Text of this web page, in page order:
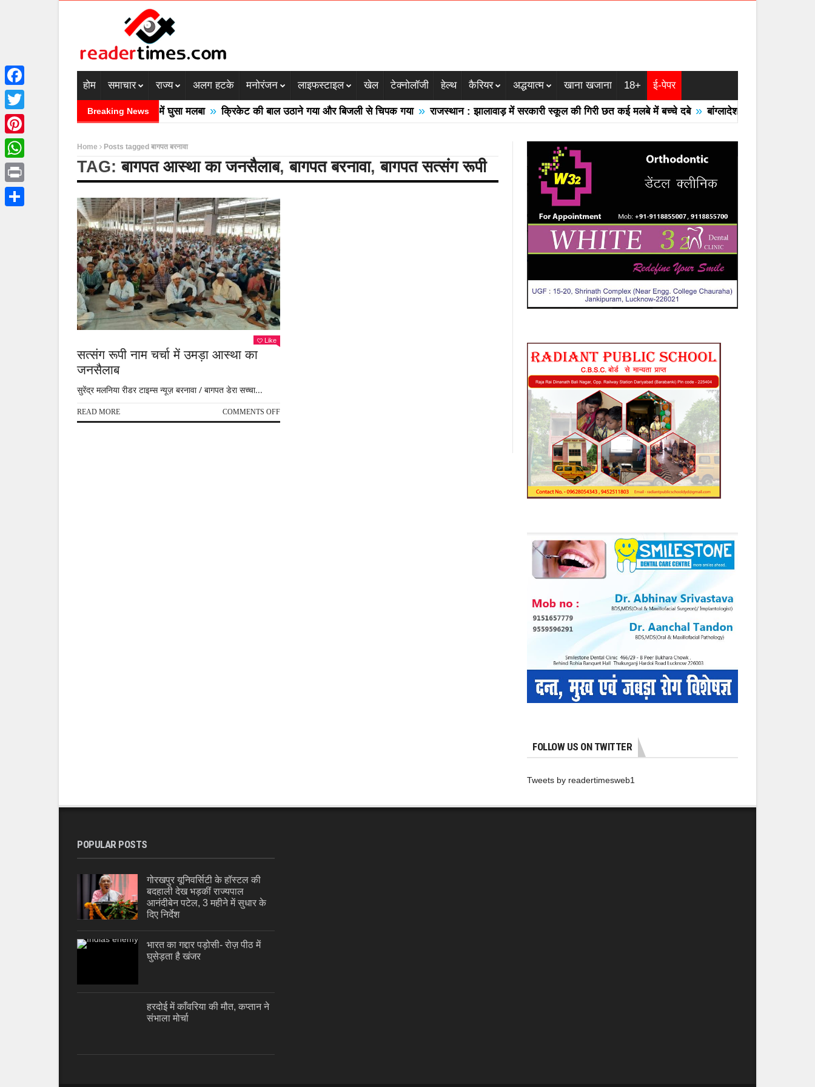
होम समाचार राज्य अलग हटके मनोरंजन लाइफस्टाइल खेल टेक्नोलॉजी हेल्थ कैरियर अद्धयात्म खाना खजाना 18+ ई-पेपर
Breaking News
में बादल फटने से तीन की मौत घरों में घुसा मलबा » क्रिकेट की बाल उठाने गया और बिजली से चिपक गया » राजस्थान : झालावाड़ में सरकारी स्कूल की गिरी छत कई मलबे में बच्चे दबे » बांग्लादेश का एयरफोर्स का F -7
Home Posts tagged बागपत बरनावा
TAG:बागपत आस्था का जनसैलाब,बागपत बरनावा,बागपत सत्संग रूपी
Like
सत्संग रूपी नाम चर्चा में उमड़ा आस्था का
जनसैलाब
सुरेंद्र मलनिया रीडर टाइम्स न्यूज़ बरनावा / बागपत डेरा सच्चा...
READ MORE COMMENTS OFFON
सत्संग
FOLLOW US ON TWITTER
Tweets by readertimesweb1
POPULAR POSTS
गोरखपुर यूनिवर्सिटी के हॉस्टल की
बदहाली देख भड़कीं राज्यपाल
आनंदीबेन पटेल, 3 महीने में सुधार के
दिए निर्देश
भारत का गद्दार पड़ोसी- रोज़ पीठ में
घुसेड़ता है खंजर
हरदोई में काँवरिया की मौत, कप्तान ने
संभाला मोर्चा
Facebook
Twitter
Pinterest
WhatsApp
Print